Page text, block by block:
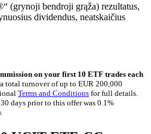
(grynoji bendroji grąža) rezultatus,
dividendus, neatskaičius
on your first 10 ETF trades each
total turnover of up to EUR 200,000
Terms and Conditions for full details.
days prior to this offer was 0.1%